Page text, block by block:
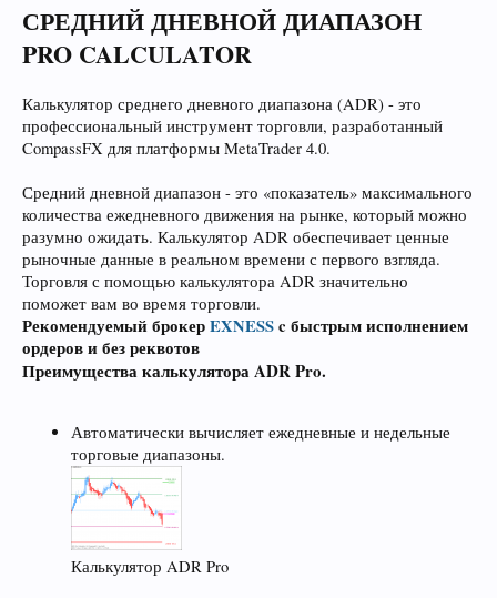
СРЕДНИЙ ДНЕВНОЙ ДИАПАЗОН
PRO CALCULATOR
Калькулятор среднего дневного диапазона (ADR) - это
профессиональный инструмент торговли, разработанный
CompassFX для платформы MetaTrader 4.0.
Средний дневной диапазон - это «показатель» максимального
количества ежедневного движения на рынке, который можно
разумно ожидать. Калькулятор ADR обеспечивает ценные
рыночные данные в реальном времени с первого взгляда.
Торговля с помощью калькулятора ADR значительно
поможет вам во время торговли.
Рекомендуемый брокерEXNESSc быстрым исполнением
ордеров и без реквотов
Преимущества калькулятора ADR Pro.
Автоматически вычисляет ежедневные и недельные
торговые диапазоны.
Калькулятор ADR Pro